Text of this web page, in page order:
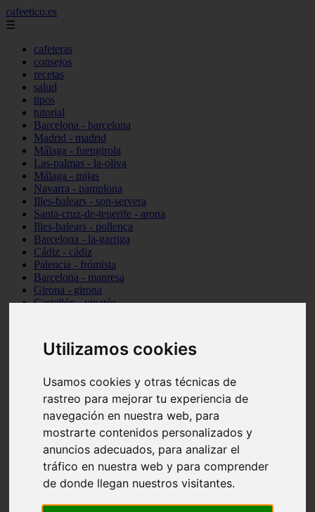
Utilizamos cookies
Usamos cookies y otras técnicas de
rastreo para mejorar tu experiencia de
navegación en nuestra web, para
mostrarte contenidos personalizados y
anuncios adecuados, para analizar el
tráfico en nuestra web y para comprender
de donde llegan nuestros visitantes.
cafeetico.es
☰
cafeteras
consejos
recetas
salud
tipos
tutorial
Barcelona - barcelona
Madrid - madrid
Málaga - fuengirola
Las-palmas - la-oliva
Málaga - mijas
Navarra - pamplona
Illes-balears - son-servera
Santa-cruz-de-tenerife - arona
Illes-balears - pollença
Barcelona - la-garriga
Cádiz - cádiz
Palencia - frómista
Barcelona - manresa
Girona - girona
Castellón - vinaròs
Málaga - nerja
Girona - blanes
Málaga - marbella
Asturias - gijón
Girona - figueres
Alicante - santa-pola
Almería - roquetas-de-mar
Girona - tossa-de-mar
Barcelona - sant-cugat-del-vallès
Alicante - l39alfàs-del-pi
Barcelona - vilanova-i-la-geltrú